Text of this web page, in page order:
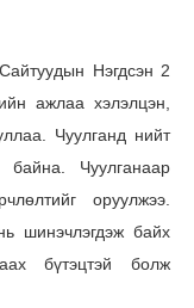
Нэгдсэн 2
ажлаа хэлэлцэн,
Чуулганд нийт
байна. Чуулганаар
оруулжээ.
шинэчлэгдэж байх
бүтэцтэй болж